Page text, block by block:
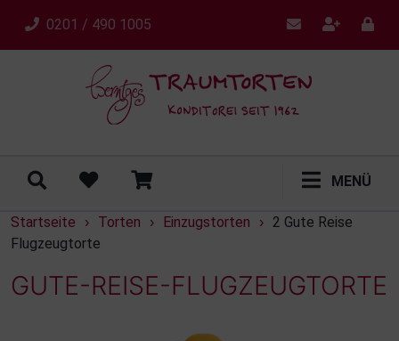
0201 / 490 1005
MENÜ
Startseite › Torten › Einzugstorten ›
2 Gute Reise
Flugzeugtorte
GUTE-REISE-FLUGZEUGTORTE